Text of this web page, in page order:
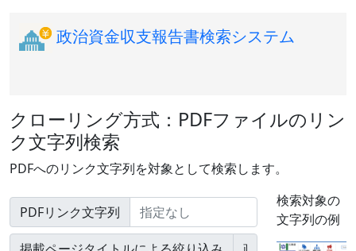
政治資金収支報告書検索システム
クローリング方式：PDFファイルのリン
ク文字列検索
PDFへのリンク文字列を対象として検索します。
PDFリンク文字列
検索対象の
文字列の例